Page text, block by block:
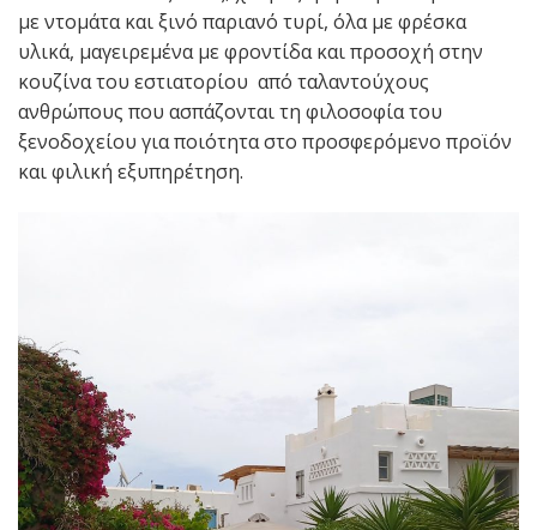
με ντομάτα και ξινό παριανό τυρί, όλα με φρέσκα
υλικά, μαγειρεμένα με φροντίδα και προσοχή στην
κουζίνα του εστιατορίου από ταλαντούχους
ανθρώπους που ασπάζονται τη φιλοσοφία του
ξενοδοχείου για ποιότητα στο προσφερόμενο προϊόν
και φιλική εξυπηρέτηση.